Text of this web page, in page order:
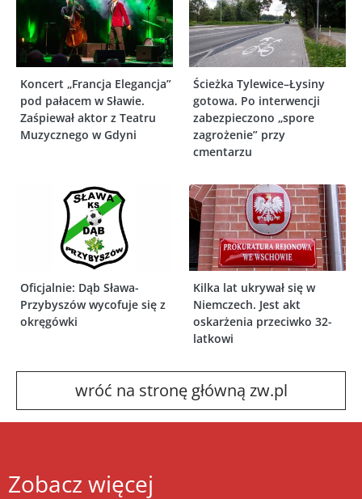
Koncert „Francja Elegancja”
pod pałacem w Sławie.
Zaśpiewał aktor z Teatru
Muzycznego w Gdyni
Ścieżka Tylewice–Łysiny
gotowa. Po interwencji
zabezpieczono „spore
zagrożenie” przy
cmentarzu
Oficjalnie: Dąb Sława-
Przybyszów wycofuje się z
okręgówki
Kilka lat ukrywał się w
Niemczech. Jest akt
oskarżenia przeciwko 32-
latkowi
wróć na stronę główną zw.pl
Zobacz więcej